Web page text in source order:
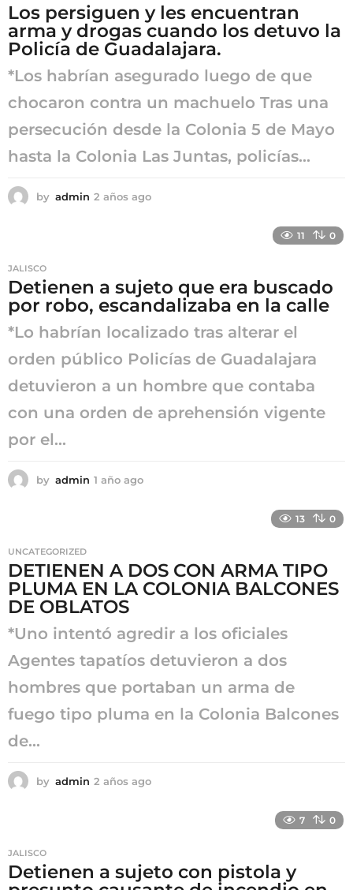
g
o
Los persiguen y les encuentran
arma y drogas cuando los detuvo la
Policía de Guadalajara.
*Los habrían asegurado luego de que
chocaron contra un machuelo Tras una
persecución desde la Colonia 5 de Mayo
hasta la Colonia Las Juntas, policías...
by admin 2 años ago
g
o
11 0
JALISCO
Detienen a sujeto que era buscado
por robo, escandalizaba en la calle
*Lo habrían localizado tras alterar el
orden público Policías de Guadalajara
detuvieron a un hombre que contaba
con una orden de aprehensión vigente
por el...
by admin 1 año ago
o
13 0
UNCATEGORIZED
DETIENEN A DOS CON ARMA TIPO
PLUMA EN LA COLONIA BALCONES
DE OBLATOS
*Uno intentó agredir a los oficiales
Agentes tapatíos detuvieron a dos
hombres que portaban un arma de
fuego tipo pluma en la Colonia Balcones
de...
by admin 2 años ago
g
o
7 0
JALISCO
Detienen a sujeto con pistola y